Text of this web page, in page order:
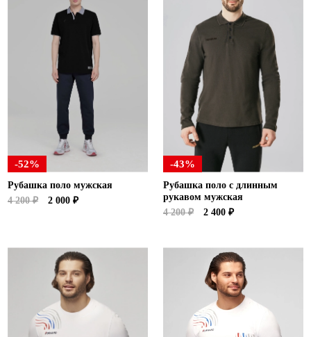
-52%
Рубашка поло мужская
4 200 ₽
2 000 ₽
-43%
Рубашка поло с длинным
рукавом мужская
4 200 ₽
2 400 ₽